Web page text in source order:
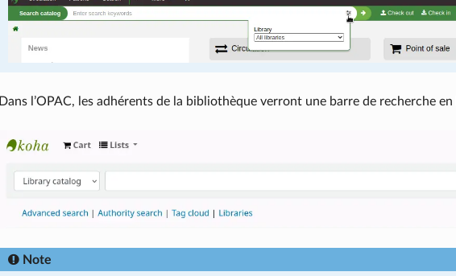
Dans l’OPAC, les adhérents de la bibliothèque verront une barre de recherche
Note